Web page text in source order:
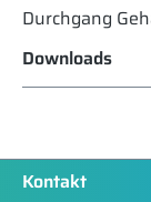
Durchgang
Downloads
Kontakt